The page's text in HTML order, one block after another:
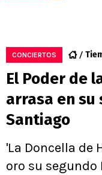
CONCIERTOS
El Poder de
arrasa en su
Santiago
'La Doncella de
oro su segundo